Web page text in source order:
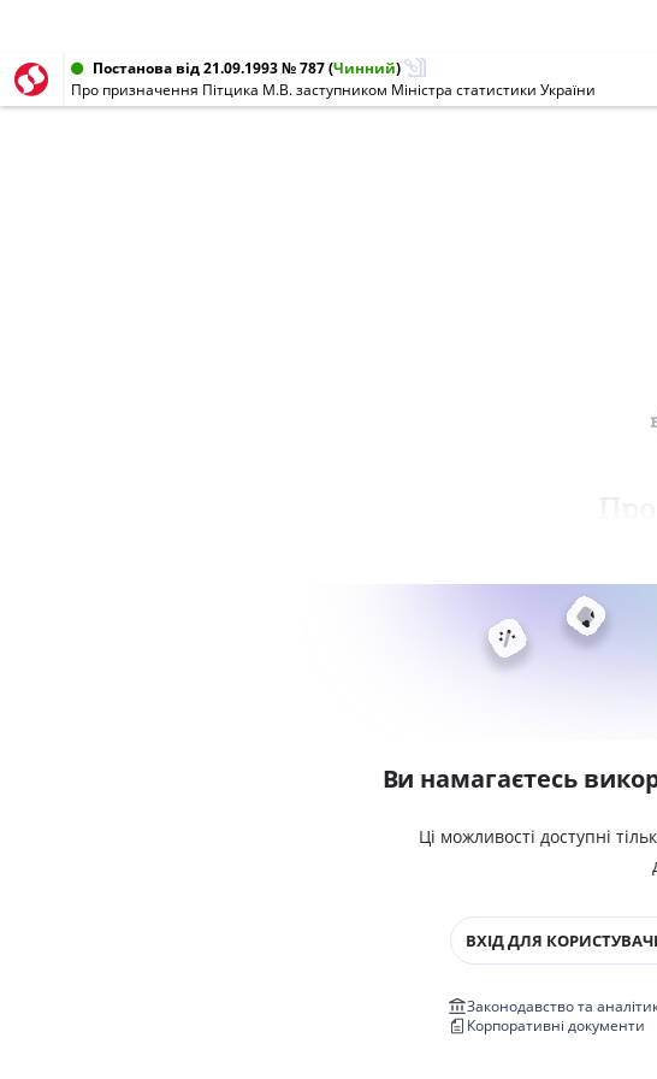
Постанова від 21.09.1993 № 787(Чинний)
Про призначення Пітцика М.В. заступником Міністра статистики України
Ви намагаєтесь
Ці можливості доступні
ВХІД ДЛЯ
Законодавство та
Корпоративні документи